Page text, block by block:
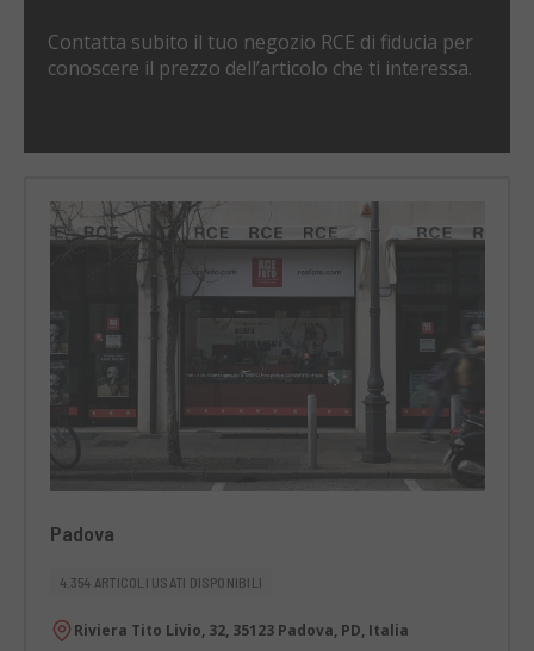
Contatta subito il tuo negozio RCE di fiducia per
conoscere il prezzo dell’articolo che ti interessa.
Padova
4.354 ARTICOLI USATI DISPONIBILI
Riviera Tito Livio, 32, 35123 Padova, PD, Italia